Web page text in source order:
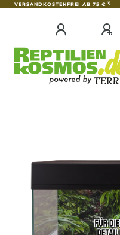
VERSANDKOSTENFREI AB 75 € 1)